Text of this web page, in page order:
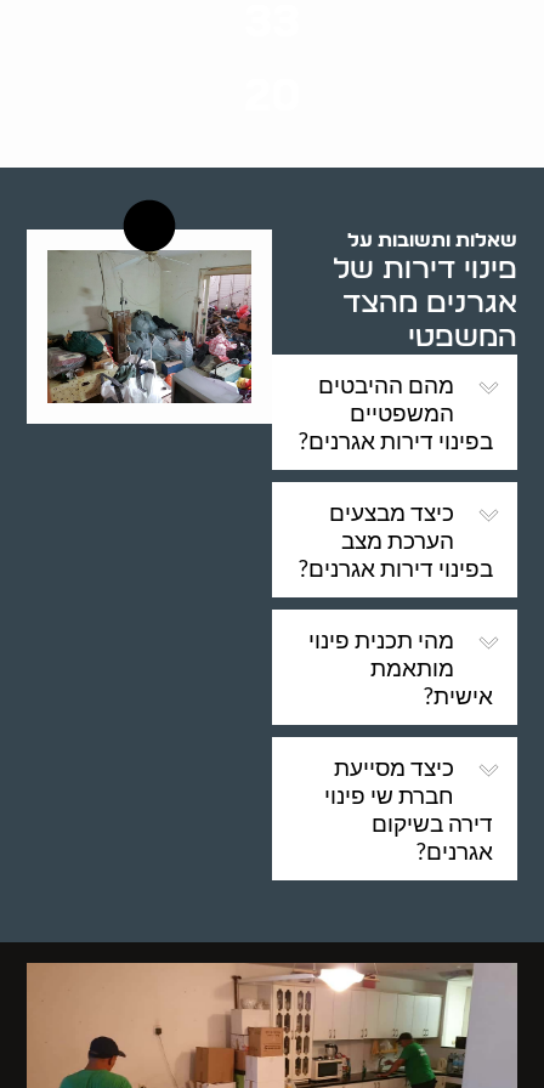
שאלות ותשובות על
פינוי דירות של
אגרנים מהצד
המשפטי
מהם ההיבטים
המשפטיים
בפינוי דירות אגרנים?
כיצד מבצעים
הערכת מצב
בפינוי דירות אגרנים?
מהי תכנית פינוי
מותאמת
אישית?
כיצד מסייעת
חברת שי פינוי
דירה בשיקום
אגרנים?